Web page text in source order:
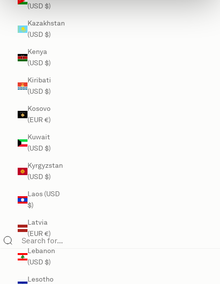
(USD $)
Kazakhstan
(USD $)
Kenya
(USD $)
Kiribati
(USD $)
Kosovo
(EUR €)
Kuwait
(USD $)
Kyrgyzstan
(USD $)
Laos (USD
$)
Latvia
(EUR €)
Lebanon
(USD $)
Lesotho